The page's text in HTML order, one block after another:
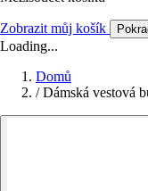
Zobrazit můj košík
Loading...
Domů
/ Dámská vestová